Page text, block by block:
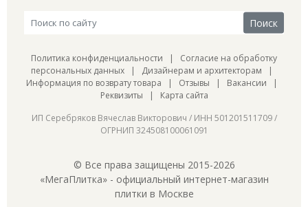
Политика конфиденциальности | Согласие на обработку
персональных данных | Дизайнерам и архитекторам |
Информация по возврату товара | Отзывы | Вакансии |
Реквизиты | Карта сайта
ИП Серебряков Вячеслав Викторович / ИНН 501201511709 /
ОГРНИП 324508100061091
© Все права защищены 2015-2026
«МегаПлитка» - официальный интернет-магазин
плитки в Москве